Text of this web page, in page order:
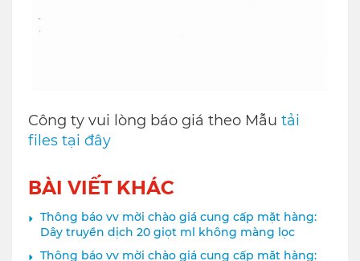
Công ty vui lòng báo giá theo Mẫu tải
files tại đây
BÀI VIẾT KHÁC
Thông báo vv mời chào giá cung cấp mặt hàng:
Dây truyền dịch 20 giọt ml không màng lọc
Thông báo vv mời chào giá cung cấp mặt hàng: